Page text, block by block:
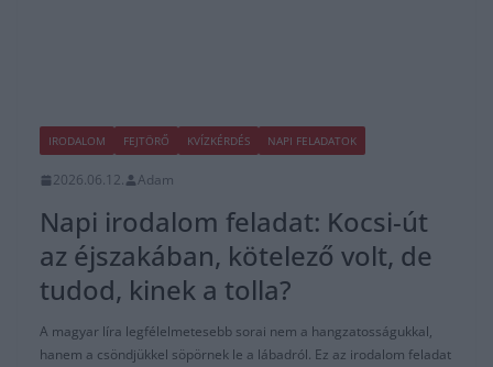
IRODALOM FEJTÖRŐ KVÍZKÉRDÉS NAPI FELADATOK
2026.06.12. Adam
Napi irodalom feladat: Kocsi-út
az éjszakában, kötelező volt, de
tudod, kinek a tolla?
A magyar líra legfélelmetesebb sorai nem a hangzatosságukkal,
hanem a csöndjükkel söpörnek le a lábadról. Ez az irodalom feladat